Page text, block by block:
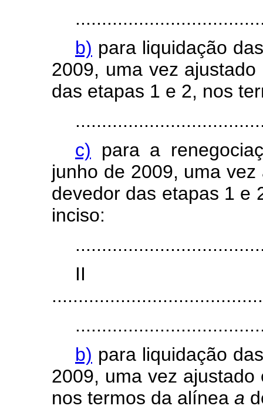
b) para liquidação
2009, uma vez
das etapas 1 e 2, nos
c) para a
junho de 2009, uma
devedor das etapas 1
inciso:
b) para liquidação
2009, uma vez
nos termos da alínea a